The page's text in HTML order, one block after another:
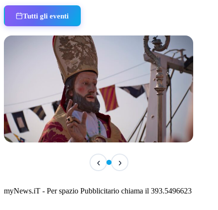
Tutti gli eventi
San Basso 2026 - il programma delle feste
‹ ›
myNews.iT - Per spazio Pubblicitario chiama il 393.5496623